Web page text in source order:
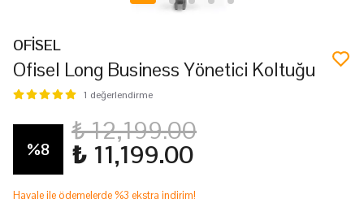
OFİSEL
Ofisel Long Business Yönetici Koltuğu
1 değerlendirme
%8
₺ 12,199.00
₺ 11,199.00
Havale ile ödemelerde %3 ekstra indirim!